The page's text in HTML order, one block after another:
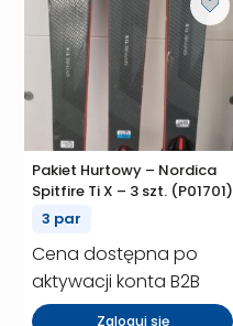
Pakiet Hurtowy – Nordica
Spitfire Ti X – 3 szt. (P01701)
3 par
Cena dostępna po
aktywacji konta B2B
Zaloguj się